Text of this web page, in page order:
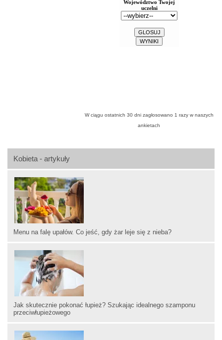
Kobieta - artykuły
Menu na falę upałów. Co jeść, gdy żar leje się z nieba?
Jak skutecznie pokonać łupież? Szukając idealnego szamponu
przeciwłupieżowego
W ciągu ostatnich 30 dni zagłosowano 1 razy w naszych
ankietach